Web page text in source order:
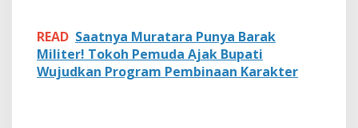
READ Saatnya Muratara Punya Barak
Militer! Tokoh Pemuda Ajak Bupati
Wujudkan Program Pembinaan Karakter